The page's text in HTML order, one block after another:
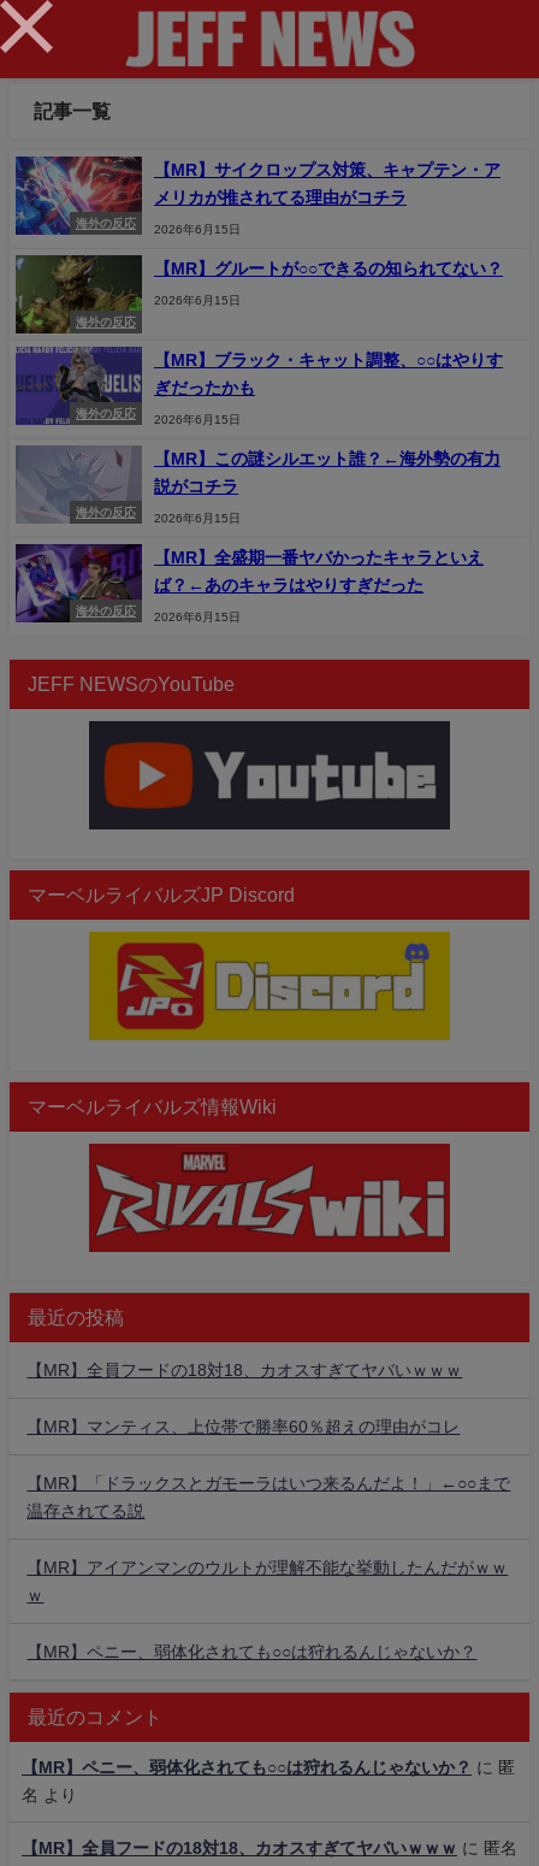
記事一覧
海外の反応
【MR】サイクロップス対策、キャプテン・ア
メリカが推されてる理由がコチラ
2026年6月15日
海外の反応
【MR】グルートが○○できるの知られてない？
2026年6月15日
海外の反応
【MR】ブラック・キャット調整、○○はやりす
ぎだったかも
2026年6月15日
海外の反応
【MR】この謎シルエット誰？←海外勢の有力
説がコチラ
2026年6月15日
海外の反応
【MR】全盛期一番ヤバかったキャラといえ
ば？←あのキャラはやりすぎだった
2026年6月15日
JEFF NEWSのYouTube
マーベルライバルズJP Discord
マーベルライバルズ情報Wiki
最近の投稿
【MR】全員フードの18対18、カオスすぎてヤバいｗｗｗ
【MR】マンティス、上位帯で勝率60％超えの理由がコレ
【MR】「ドラックスとガモーラはいつ来るんだよ！」←○○まで
温存されてる説
【MR】アイアンマンのウルトが理解不能な挙動したんだがｗｗ
ｗ
【MR】ペニー、弱体化されても○○は狩れるんじゃないか？
最近のコメント
【MR】ペニー、弱体化されても○○は狩れるんじゃないか？ に 匿
名 より
【MR】全員フードの18対18、カオスすぎてヤバいｗｗｗ に 匿名
×